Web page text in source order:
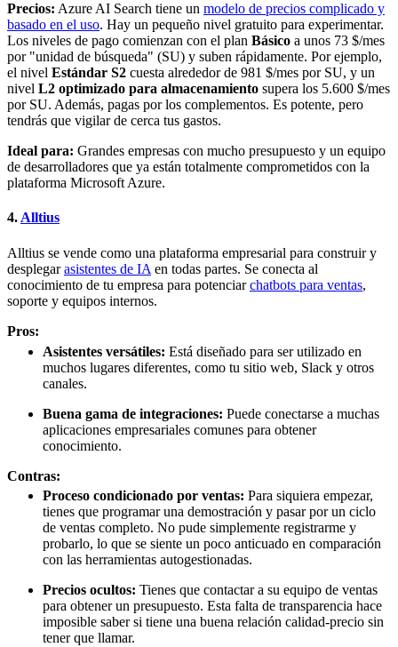
Precios: Azure AI Search tiene un modelo de precios complicado y
basado en el uso. Hay un pequeño nivel gratuito para experimentar.
Los niveles de pago comienzan con el plan Básico a unos 73 $/mes
por "unidad de búsqueda" (SU) y suben rápidamente. Por ejemplo,
el nivel Estándar S2 cuesta alrededor de 981 $/mes por SU, y un
nivel L2 optimizado para almacenamiento supera los 5.600 $/mes
por SU. Además, pagas por los complementos. Es potente, pero
tendrás que vigilar de cerca tus gastos.
Ideal para: Grandes empresas con mucho presupuesto y un equipo
de desarrolladores que ya están totalmente comprometidos con la
plataforma Microsoft Azure.
4.Alltius
Alltius se vende como una plataforma empresarial para construir y
desplegarasistentes de IA en todas partes. Se conecta al
conocimiento de tu empresa para potenciarchatbots para ventas,
soporte y equipos internos.
Pros:
Asistentes versátiles: Está diseñado para ser utilizado en
muchos lugares diferentes, como tu sitio web, Slack y otros
canales.
Buena gama de integraciones: Puede conectarse a muchas
aplicaciones empresariales comunes para obtener
conocimiento.
Contras:
Proceso condicionado por ventas: Para siquiera empezar,
tienes que programar una demostración y pasar por un ciclo
de ventas completo. No pude simplemente registrarme y
probarlo, lo que se siente un poco anticuado en comparación
con las herramientas autogestionadas.
Precios ocultos: Tienes que contactar a su equipo de ventas
para obtener un presupuesto. Esta falta de transparencia hace
imposible saber si tiene una buena relación calidad-precio sin
tener que llamar.